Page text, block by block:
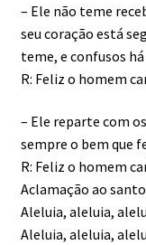
– Ele não teme
seu coração está
teme, e confusos
R: Feliz o homem
– Ele reparte com
sempre o bem que
R: Feliz o homem
Aclamação ao
Aleluia, aleluia,
Aleluia, aleluia,